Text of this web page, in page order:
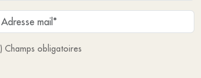
Champs obligatoires